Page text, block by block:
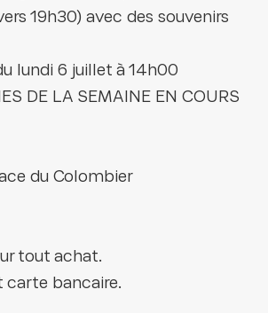
19h30) avec des souvenirs
lundi 6 juillet à 14h00
DE LA SEMAINE EN COURS
du Colombier
tout achat.
carte bancaire.